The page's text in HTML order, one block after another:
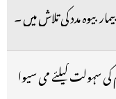
بیوہ مدد کی تلاش میں ۔
سہولت کیلئے می سیوا